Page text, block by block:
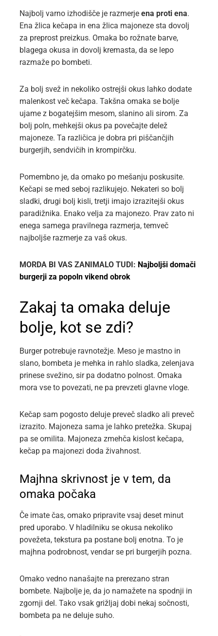
Najbolj varno izhodišče je razmerje ena proti ena.
Ena žlica kečapa in ena žlica majoneze sta dovolj
za preprost preizkus. Omaka bo rožnate barve,
blagega okusa in dovolj kremasta, da se lepo
razmaže po bombeti.
Za bolj svež in nekoliko ostrejši okus lahko dodate
malenkost več kečapa. Takšna omaka se bolje
ujame z bogatejšim mesom, slanino ali sirom. Za
bolj poln, mehkejši okus pa povečajte delež
majoneze. Ta različica je dobra pri piščančjih
burgerjih, sendvičih in krompirčku.
Pomembno je, da omako po mešanju poskusite.
Kečapi se med seboj razlikujejo. Nekateri so bolj
sladki, drugi bolj kisli, tretji imajo izrazitejši okus
paradižnika. Enako velja za majonezo. Prav zato ni
enega samega pravilnega razmerja, temveč
najboljše razmerje za vaš okus.
MORDA BI VAS ZANIMALO TUDI: Najboljši domači
burgerji za popoln vikend obrok
Zakaj ta omaka deluje
bolje, kot se zdi?
Burger potrebuje ravnotežje. Meso je mastno in
slano, bombeta je mehka in rahlo sladka, zelenjava
prinese svežino, sir pa dodatno polnost. Omaka
mora vse to povezati, ne pa prevzeti glavne vloge.
Kečap sam pogosto deluje preveč sladko ali preveč
izrazito. Majoneza sama je lahko pretežka. Skupaj
pa se omilita. Majoneza zmehča kislost kečapa,
kečap pa majonezi doda živahnost.
Majhna skrivnost je v tem, da
omaka počaka
Če imate čas, omako pripravite vsaj deset minut
pred uporabo. V hladilniku se okusa nekoliko
povežeta, tekstura pa postane bolj enotna. To je
majhna podrobnost, vendar se pri burgerjih pozna.
Omako vedno nanašajte na prerezano stran
bombete. Najbolje je, da jo namažete na spodnji in
zgornji del. Tako vsak grižljaj dobi nekaj sočnosti,
bombeta pa ne deluje suho.